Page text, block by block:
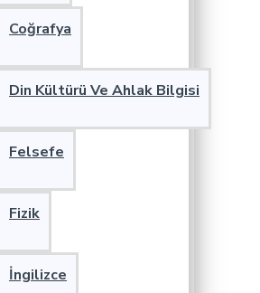
Coğrafya
Din Kültürü Ve Ahlak Bilgisi
Felsefe
Fizik
İngilizce